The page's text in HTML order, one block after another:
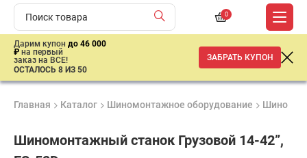
0
Дарим купон до 46 000
₽ на первый
заказ на ВСЕ!
ОСТАЛОСЬ 8 ИЗ 50
ЗАБРАТЬ КУПОН
Главная Каталог Шиномонтажное оборудование
Шиномонтажный станок Грузовой 14-42”,